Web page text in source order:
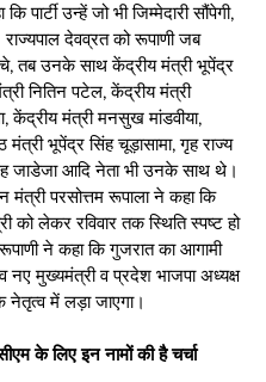
पार्टी उन्हें जो भी जिम्मेदारी सौंपेगी,
देवव्रत को रूपाणी जब
तब उनके साथ केंद्रीय मंत्री भूपेंद्र
नितिन पटेल, केंद्रीय मंत्री
केंद्रीय मंत्री मनसुख मांडवीया,
मंत्री भूपेंद्र सिंह चूड़ासामा, गृह राज्य
जाडेजा आदि नेता भी उनके साथ थे।
मंत्री परसोत्तम रूपाला ने कहा कि
को लेकर रविवार तक स्थिति स्पष्ट हो
ने कहा कि गुजरात का आगामी
नए मुख्यमंत्री व प्रदेश भाजपा अध्यक्ष
नेतृत्व में लड़ा जाएगा।
के लिए इन नामों की है चर्चा